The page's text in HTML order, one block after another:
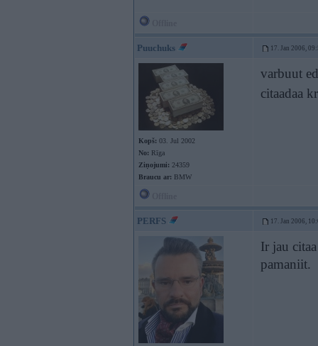
Puuchuks 17. Jan 2006,
Kopš: 03. Jul 2002
No: Rīga
Ziņojumi: 24359
Braucu ar: BMW
varbuut
citaadaa
PERFS 17. Jan 2006,
Ir jau
pamaniit.